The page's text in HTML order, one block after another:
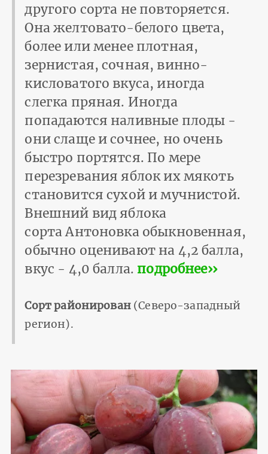
другого сорта не повторяется.
Она желтовато-белого цвета,
более или менее плотная,
зернистая, сочная, винно-
кисловатого вкуса, иногда
слегка пряная. Иногда
попадаются наливные плоды -
они слаще и сочнее, но очень
быстро портятся. По мере
перезревания яблок их мякоть
становится сухой и мучнистой.
Внешний вид яблока
сорта Антоновка обыкновенная,
обычно оценивают на 4,2 балла,
вкус - 4,0 балла. подробнее››
Сорт районирован(Северо-западный
регион).